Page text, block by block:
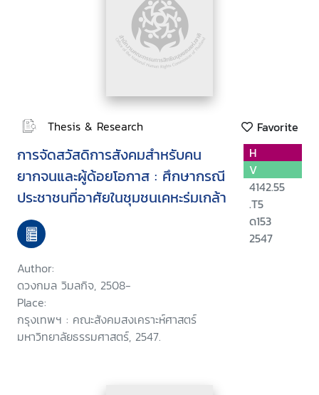
Thesis & Research Favorite
การจัดสวัสดิการสังคมสำหรับคน
ยากจนและผู้ด้อยโอกาส : ศึกษากรณี
ประชาชนที่อาศัยในชุมชนเคหะร่มเกล้า
Author:
ดวงกมล วิมลกิจ, 2508-
Place:
กรุงเทพฯ : คณะสังคมสงเคราะห์ศาสตร์
มหาวิทยาลัยธรรมศาสตร์, 2547.
H
V
4142.55
.T5
ด153
2547